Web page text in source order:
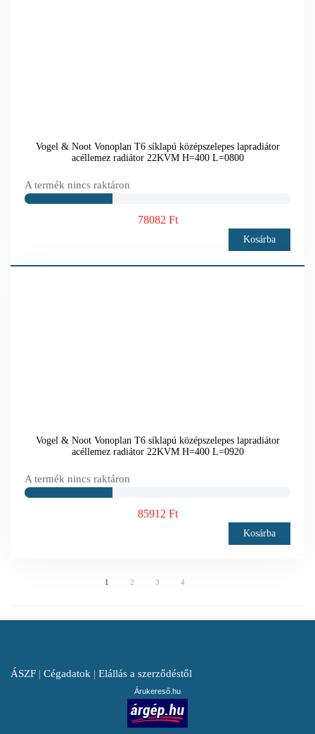
Vogel & Noot Vonoplan T6 síklapú középszelepes lapradiátor
acéllemez radiátor 22KVM H=400 L=0800
A termék nincs raktáron
78082 Ft
Kosárba
Vogel & Noot Vonoplan T6 síklapú középszelepes lapradiátor
acéllemez radiátor 22KVM H=400 L=0920
A termék nincs raktáron
85912 Ft
Kosárba
1 2 3 4
ÁSZF | Cégadatok | Elállás a szerződéstől
Árukereső.hu